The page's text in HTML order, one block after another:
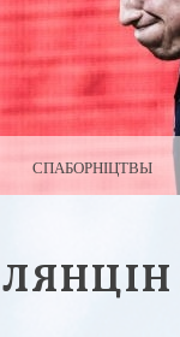
СПАБОРНІЦТВЫ